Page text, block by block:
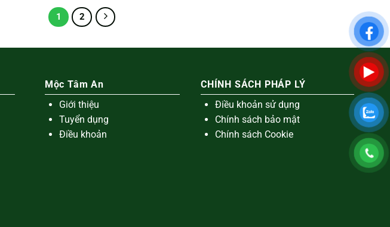
1 2
Mộc Tâm An
Giới thiệu
Tuyển dụng
Điều khoản
CHÍNH SÁCH PHÁP LÝ
Điều khoản sử dụng
Chính sách bảo mật
Chính sách Cookie